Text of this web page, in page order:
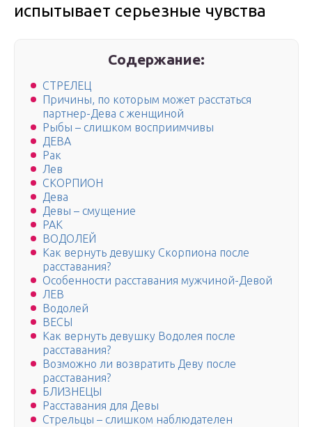
испытывает серьезные чувства
Содержание:
СТРЕЛЕЦ
Причины, по которым может расстаться
партнер-Дева с женщиной
Рыбы – слишком восприимчивы
ДЕВА
Рак
Лев
СКОРПИОН
Дева
Девы – смущение
РАК
ВОДОЛЕЙ
Как вернуть девушку Скорпиона после
расставания?
Особенности расставания мужчиной-Девой
ЛЕВ
Водолей
ВЕСЫ
Как вернуть девушку Водолея после
расставания?
Возможно ли возвратить Деву после
расставания?
БЛИЗНЕЦЫ
Расставания для Девы
Стрельцы – слишком наблюдателен